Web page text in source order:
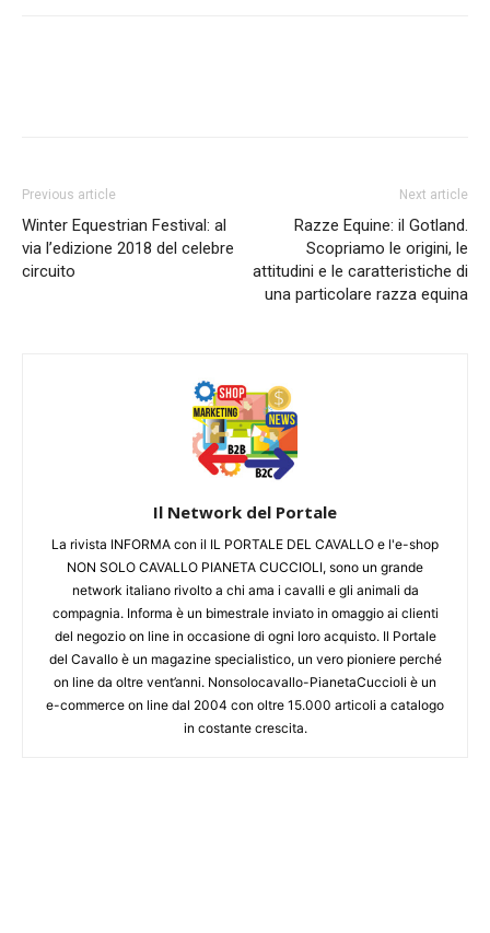
Previous article
Winter Equestrian Festival: al
via l’edizione 2018 del celebre
circuito
Next article
Razze Equine: il Gotland.
Scopriamo le origini, le
attitudini e le caratteristiche di
una particolare razza equina
Il Network del Portale
La rivista INFORMA con il IL PORTALE DEL CAVALLO e l'e-shop
NON SOLO CAVALLO PIANETA CUCCIOLI, sono un grande
network italiano rivolto a chi ama i cavalli e gli animali da
compagnia. Informa è un bimestrale inviato in omaggio ai clienti
del negozio on line in occasione di ogni loro acquisto. Il Portale
del Cavallo è un magazine specialistico, un vero pioniere perché
on line da oltre vent’anni. Nonsolocavallo-PianetaCuccioli è un
e-commerce on line dal 2004 con oltre 15.000 articoli a catalogo
in costante crescita.